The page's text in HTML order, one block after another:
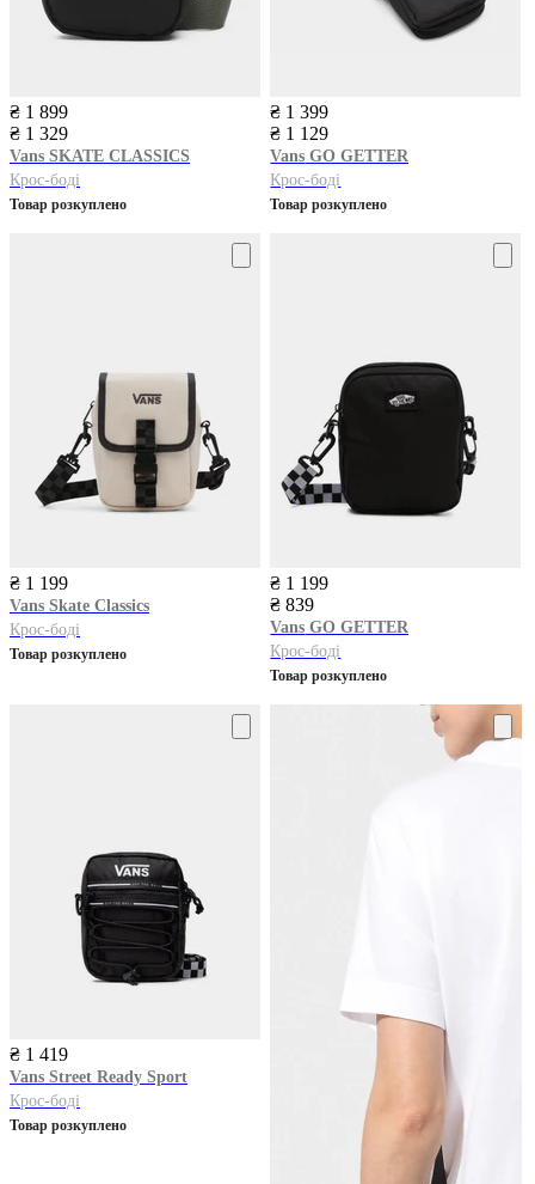
₴ 1 899
₴ 1 329
Vans SKATE CLASSICS
Крос-боді
Товар розкуплено
₴ 1 399
₴ 1 129
Vans GO GETTER
Крос-боді
Товар розкуплено
₴ 1 199
Vans Skate Classics
Крос-боді
Товар розкуплено
₴ 1 199
₴ 839
Vans GO GETTER
Крос-боді
Товар розкуплено
₴ 1 419
Vans Street Ready Sport
Крос-боді
Товар розкуплено